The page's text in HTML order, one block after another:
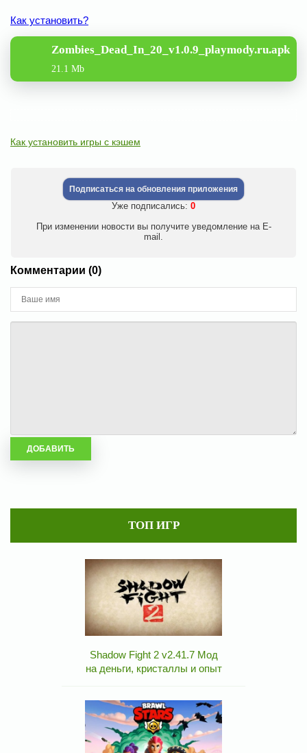
Как установить?
Zombies_Dead_In_20_v1.0.9_playmody.ru.apk
21.1 Mb
Как установить игры с кэшем
Подписаться на обновления приложения
Уже подписались: 0
При изменении новости вы получите уведомление на E-
mail.
Комментарии (0)
ТОП ИГР
Shadow Fight 2 v2.41.7 Мод
на деньги, кристаллы и опыт